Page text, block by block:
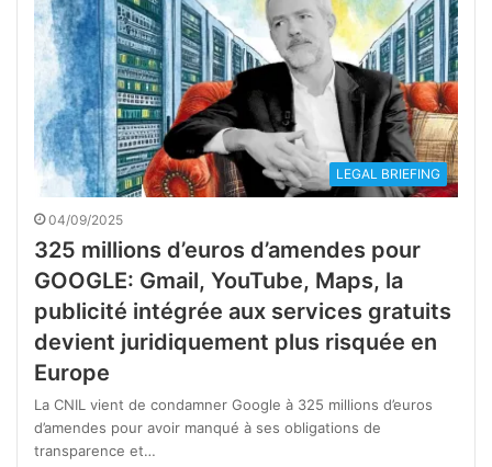
LEGAL BRIEFING
04/09/2025
325 millions d’euros d’amendes pour
GOOGLE: Gmail, YouTube, Maps, la
publicité intégrée aux services gratuits
devient juridiquement plus risquée en
Europe
La CNIL vient de condamner Google à 325 millions d’euros
d’amendes pour avoir manqué à ses obligations de
transparence et…